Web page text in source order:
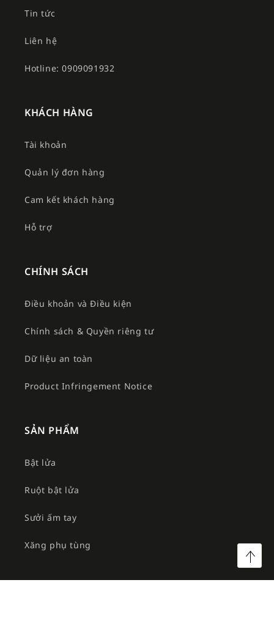
Tin tức
Liên hệ
Hotline: 0909091932
KHÁCH HÀNG
Tài khoản
Quản lý đơn hàng
Cam kết khách hàng
Hỗ trợ
CHÍNH SÁCH
Điều khoản và Điều kiện
Chính sách & Quyền riêng tư
Dữ liệu an toàn
Product Infringement Notice
SẢN PHẨM
Bật lửa
Ruột bật lửa
Sưởi ấm tay
Xăng phụ tùng